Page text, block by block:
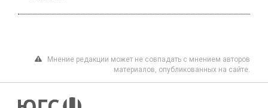
Мнение редакции может не совпадать с мнением авторов
материалов, опубликованных на сайте.